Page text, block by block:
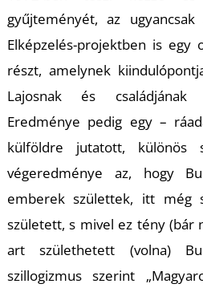
gyűjteményét, az
Elképzelés-projektben is egy
részt, amelynek
Lajosnak és családjának
Eredménye pedig egy –
külföldre jutatott, különös
végeredménye az, hogy
emberek születtek, itt még
született, s mivel ez tény (bár
art születhetett (volna)
szillogizmus szerint